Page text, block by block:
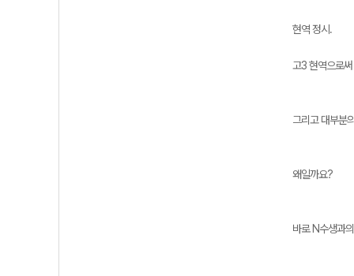
현역 정시.
고3 현역으로
그리고 대부분
왜일까요?
바로 N수생과